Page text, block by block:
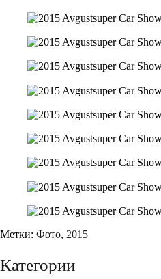
Метки: Фото, 2015
Категории